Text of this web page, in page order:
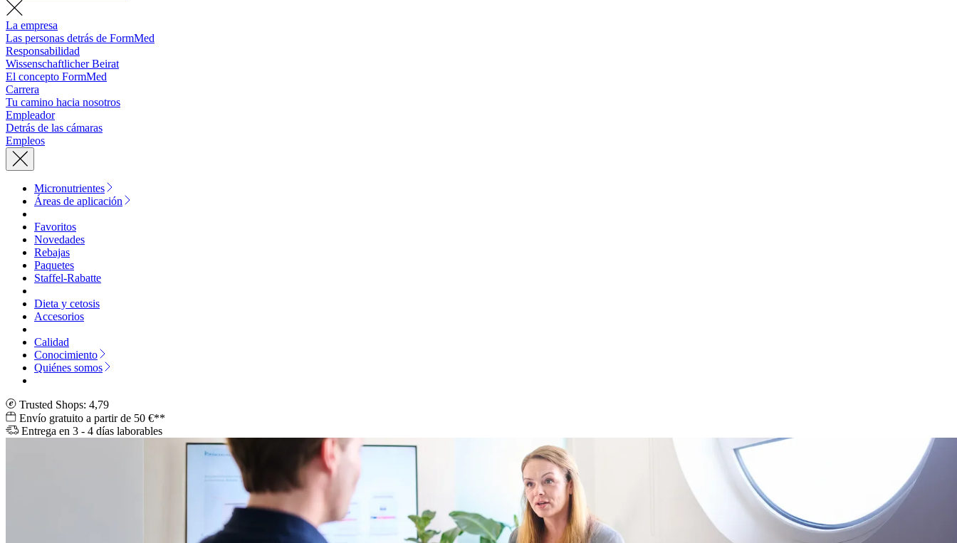
La empresa
Las personas detrás de FormMed
Responsabilidad
Wissenschaftlicher Beirat
El concepto FormMed
Carrera
Tu camino hacia nosotros
Empleador
Detrás de las cámaras
Empleos
Micronutrientes
Áreas de aplicación
Favoritos
Novedades
Rebajas
Paquetes
Staffel-Rabatte
Dieta y cetosis
Accesorios
Calidad
Conocimiento
Quiénes somos
Trusted Shops: 4,79
Envío gratuito a partir de 50 €**
Entrega en 3 - 4 días laborables